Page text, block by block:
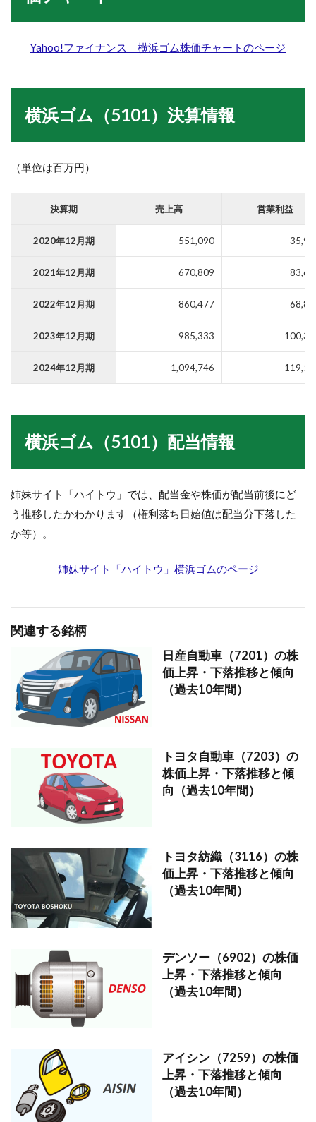
Yahoo!ファイナンス 横浜ゴム株価チャートのページ
横浜ゴム（5101）決算情報
（単位は百万円）
決算期 売上高 営業利益
2020年12月期 551,090
2021年12月期 670,809
2022年12月期 860,477
2023年12月期 985,333
2024年12月期 1,094,746
横浜ゴム（5101）配当情報
姉妹サイト「ハイトウ」では、配当金や株価が配当前後にど
う推移したかわかります（権利落ち日始値は配当分下落した
か等）。
姉妹サイト「ハイトウ」横浜ゴムのページ
関連する銘柄
日産自動車（7201）の株
価上昇・下落推移と傾向
（過去10年間）
トヨタ自動車（7203）の
株価上昇・下落推移と傾
向（過去10年間）
トヨタ紡織（3116）の株
価上昇・下落推移と傾向
（過去10年間）
デンソー（6902）の株価
上昇・下落推移と傾向
（過去10年間）
アイシン（7259）の株価
上昇・下落推移と傾向
（過去10年間）